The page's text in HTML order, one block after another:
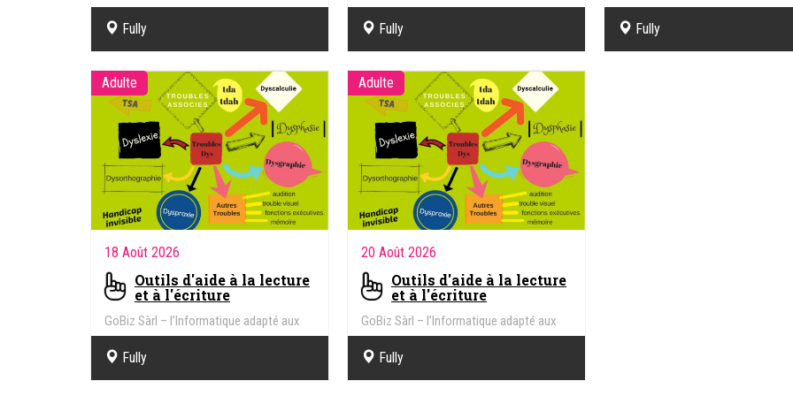
troubles de la vue, DYS, Handicap
Fully
troubles de la vue, DYS, Handicap
Fully
troubles de la vue, DYS, Handicap
Fully
Adulte
18 Août 2026
Outils d'aide à la lecture
et à l'écriture
GoBiz Sàrl – l’Informatique adapté aux
troubles de la vue, DYS, Handicap
Fully
Adulte
20 Août 2026
Outils d'aide à la lecture
et à l'écriture
GoBiz Sàrl – l’Informatique adapté aux
troubles de la vue, DYS, Handicap
Fully